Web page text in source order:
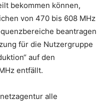
bekommen können,
von 470 bis 608 MHz
beantragen
für die Nutzergruppe
auf den
entfällt.
alle